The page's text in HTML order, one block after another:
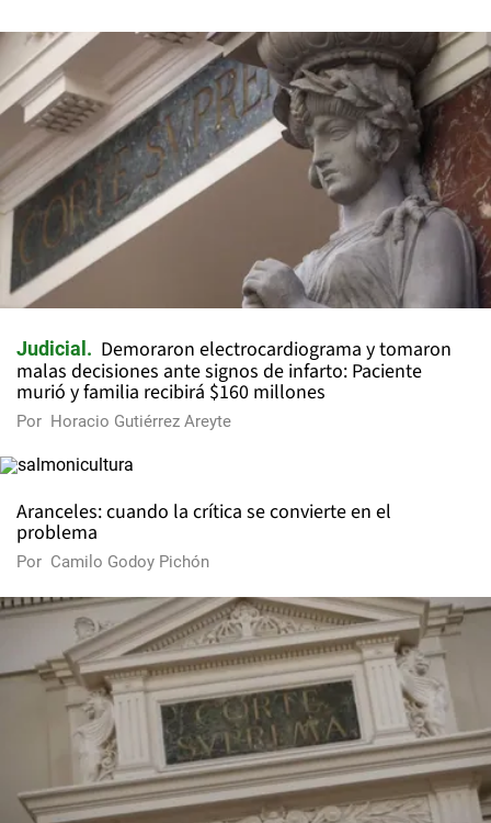
Judicial
Demoraron electrocardiograma y tomaron
malas decisiones ante signos de infarto: Paciente
murió y familia recibirá $160 millones
Por Horacio Gutiérrez Areyte
Aranceles: cuando la crítica se convierte en el
problema
Por Camilo Godoy Pichón